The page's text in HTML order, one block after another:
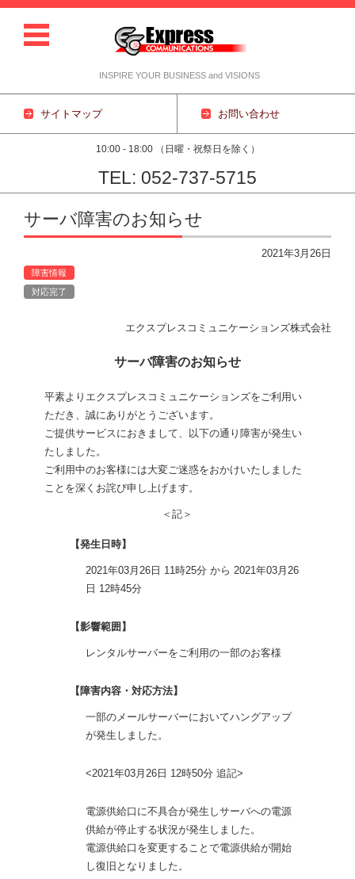
INSPIRE YOUR BUSINESS and VISIONS
サイトマップ お問い合わせ
10:00 - 18:00 （日曜・祝祭日を除く）
TEL: 052-737-5715
コンテンツに移動
サーバ障害のお知らせ
2021年3月26日
障害情報
対応完了
エクスプレスコミュニケーションズ株式会社
サーバ障害のお知らせ
平素よりエクスプレスコミュニケーションズをご利用い
ただき、誠にありがとうございます。
ご提供サービスにおきまして、以下の通り障害が発生い
たしました。
ご利用中のお客様には大変ご迷惑をおかけいたしました
ことを深くお詫び申し上げます。
＜記＞
【発生日時】
2021年03月26日 11時25分 から 2021年03月26
日 12時45分
【影響範囲】
レンタルサーバーをご利用の一部のお客様
【障害内容・対応方法】
一部のメールサーバーにおいてハングアップ
が発生しました。
<2021年03月26日 12時50分 追記>
電源供給口に不具合が発生しサーバへの電源
供給が停止する状況が発生しました。
電源供給口を変更することで電源供給が開始
し復旧となりました。